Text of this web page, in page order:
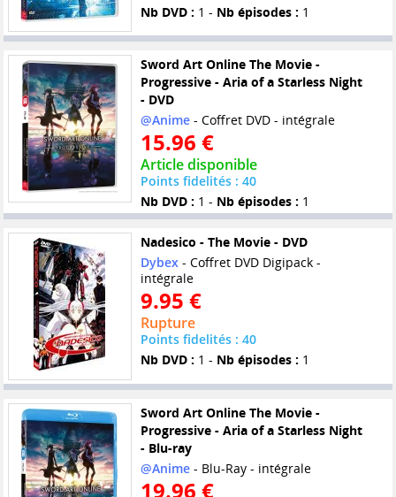
Nb DVD : 1 - Nb épisodes : 1
Sword Art Online The Movie -
Progressive - Aria of a Starless Night
- DVD
@Anime- Coffret DVD - intégrale
15.96 €
Article disponible
Points fidelités : 40
Nb DVD : 1 - Nb épisodes : 1
Nadesico - The Movie - DVD
Dybex - Coffret DVD Digipack -
intégrale
9.95 €
Rupture
Points fidelités : 40
Nb DVD : 1 - Nb épisodes : 1
Sword Art Online The Movie -
Progressive - Aria of a Starless Night
- Blu-ray
@Anime- Blu-Ray - intégrale
19.96 €